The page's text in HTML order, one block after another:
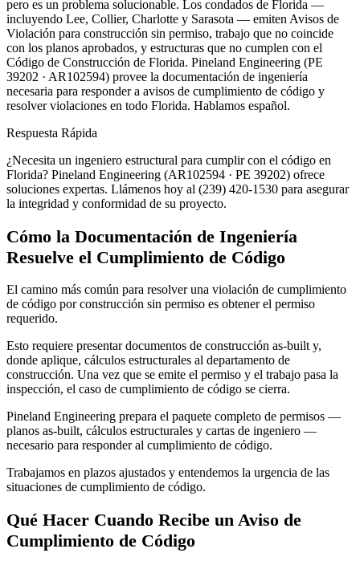
pero es un problema solucionable. Los condados de Florida —
incluyendo Lee, Collier, Charlotte y Sarasota — emiten Avisos de
Violación para construcción sin permiso, trabajo que no coincide
con los planos aprobados, y estructuras que no cumplen con el
Código de Construcción de Florida. Pineland Engineering (PE
39202 · AR102594) provee la documentación de ingeniería
necesaria para responder a avisos de cumplimiento de código y
resolver violaciones en todo Florida. Hablamos español.
Respuesta Rápida
¿Necesita un ingeniero estructural para cumplir con el código en
Florida? Pineland Engineering (AR102594 · PE 39202) ofrece
soluciones expertas. Llámenos hoy al (239) 420-1530 para asegurar
la integridad y conformidad de su proyecto.
Cómo la Documentación de Ingeniería
Resuelve el Cumplimiento de Código
El camino más común para resolver una violación de cumplimiento
de código por construcción sin permiso es obtener el permiso
requerido.
Esto requiere presentar documentos de construcción as-built y,
donde aplique, cálculos estructurales al departamento de
construcción. Una vez que se emite el permiso y el trabajo pasa la
inspección, el caso de cumplimiento de código se cierra.
Pineland Engineering prepara el paquete completo de permisos —
planos as-built, cálculos estructurales y cartas de ingeniero —
necesario para responder al cumplimiento de código.
Trabajamos en plazos ajustados y entendemos la urgencia de las
situaciones de cumplimiento de código.
Qué Hacer Cuando Recibe un Aviso de
Cumplimiento de Código